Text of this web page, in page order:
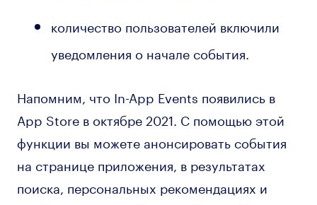
количество пользователей включили
уведомления о начале события.
Напомним, что In-App Events появились в
App Store в октябре 2021. С помощью этой
функции вы можете анонсировать события
на странице приложения, в результатах
поиска, персональных рекомендациях и